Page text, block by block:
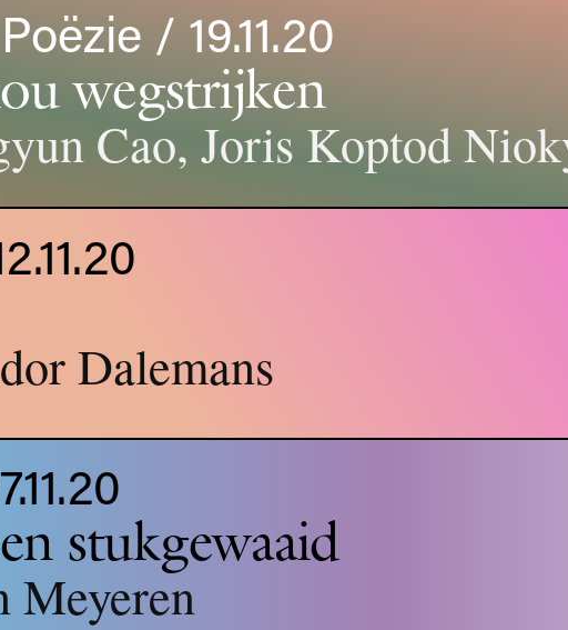
/ 19.11.20
wegstrijken
Cao, Joris Koptod
Dalemans
stukgewaaid
Meyeren